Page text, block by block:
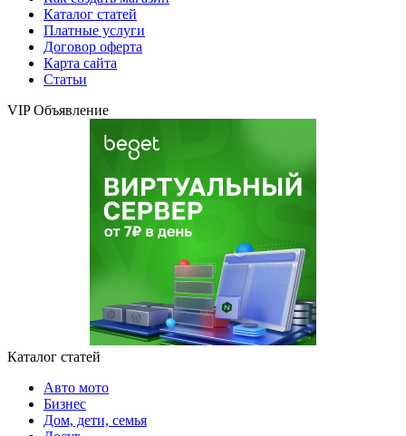
Каталог статей
Платные услуги
Договор оферта
Карта сайта
Статьи
VIP Объявление
Каталог статей
Авто мото
Бизнес
Дом, дети, семья